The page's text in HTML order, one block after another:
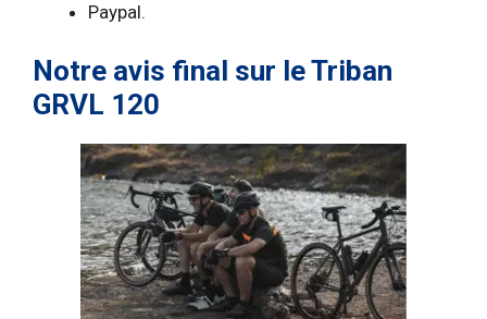
Paypal.
Notre avis final sur le Triban
GRVL 120